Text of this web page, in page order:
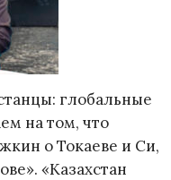
глобальные
на том, что
о Токаеве и Си,
«Казахстан